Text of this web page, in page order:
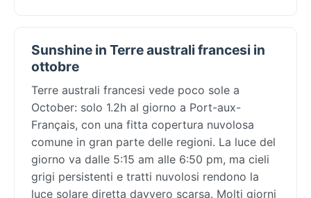
Sunshine in Terre australi francesi in
ottobre
Terre australi francesi vede poco sole a
October: solo 1.2h al giorno a Port-aux-
Français, con una fitta copertura nuvolosa
comune in gran parte delle regioni. La luce del
giorno va dalle 5:15 am alle 6:50 pm, ma cieli
grigi persistenti e tratti nuvolosi rendono la
luce solare diretta davvero scarsa. Molti giorni